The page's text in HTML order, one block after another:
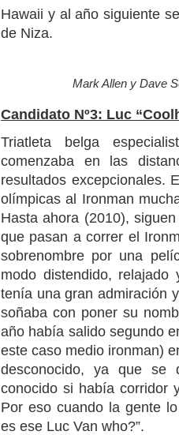
Hawaii y al año siguiente
de Niza.
Mark Allen y Dave
Candidato Nº3: Luc
Triatleta belga
comenzaba en las
resultados excepcionales.
olímpicas al Ironman
Hasta ahora (2010),
que pasan a correr el
sobrenombre por una
modo distendido,
tenía una gran admiración
soñaba con poner su
año había salido segundo
este caso medio ironman)
desconocido, ya que
conocido si había corridor
Por eso cuando la gente
es ese Luc Van who?”.